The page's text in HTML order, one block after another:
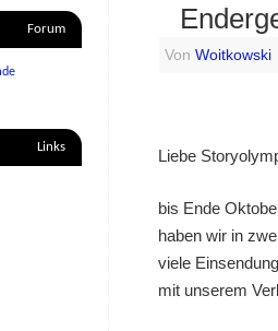
Von Woitkowski
Liebe
bis Ende
haben wir in
viele
mit unserem
Forum
Links